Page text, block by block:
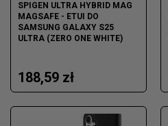
SPIGEN ULTRA HYBRID MAG
MAGSAFE - ETUI DO
SAMSUNG GALAXY S25
ULTRA (ZERO ONE WHITE)
188,59 zł